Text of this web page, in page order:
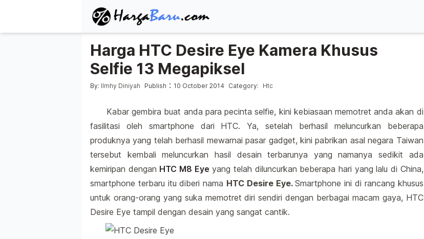
Harga HTC Desire Eye Kamera Khusus
Selfie 13 Megapiksel
Posted by
By: Ilmhy Diniyah Publish : 10 October 2014Posted in
Category: Htc
Kabar gembira buat anda para pecinta selfie, kini kebiasaan memotret anda akan di
fasilitasi oleh smartphone dari HTC. Ya, setelah berhasil meluncurkan beberapa
produknya yang telah berhasil mewarnai pasar gadget, kini pabrikan asal negara Taiwan
tersebut kembali meluncurkan hasil desain terbarunya yang namanya sedikit ada
kemiripan dengan HTC M8 Eye yang telah diluncurkan beberapa hari yang lalu di China,
smartphone terbaru itu diberi nama HTC Desire Eye.Smartphone ini di rancang khusus
untuk orang-orang yang suka memotret diri sendiri dengan berbagai macam gaya, HTC
Desire Eye tampil dengan desain yang sangat cantik.